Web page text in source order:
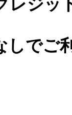
レジッ
しでご